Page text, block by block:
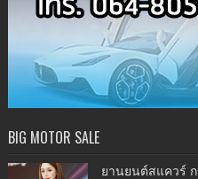
BIG MOTOR SALE
ยานยนต์สแควร์